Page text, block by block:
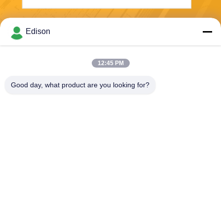
Edison
12:45 PM
Good day, what product are you looking for?